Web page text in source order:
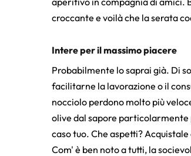
croccante e voilà che la serata
Intere per il massimo piacere
Probabilmente lo saprai già. Di
facilitarne la lavorazione o il
nocciolo perdono molto più
olive dal sapore
caso tuo. Che aspetti?
Com' è ben noto a tutti, la